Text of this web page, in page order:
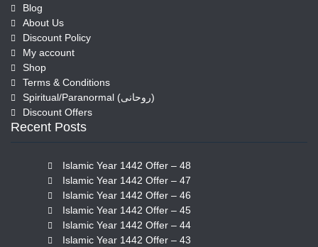
Blog
About Us
Discount Policy
My account
Shop
Terms & Conditions
Spiritual/Paranormal (روحانی)
Discount Offers
Recent Posts
Islamic Year 1442 Offer – 48
Islamic Year 1442 Offer – 47
Islamic Year 1442 Offer – 46
Islamic Year 1442 Offer – 45
Islamic Year 1442 Offer – 44
Islamic Year 1442 Offer – 43